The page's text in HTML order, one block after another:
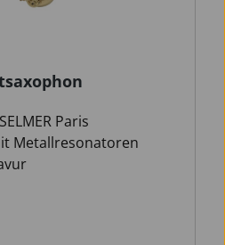
Paris
Metallresonatoren